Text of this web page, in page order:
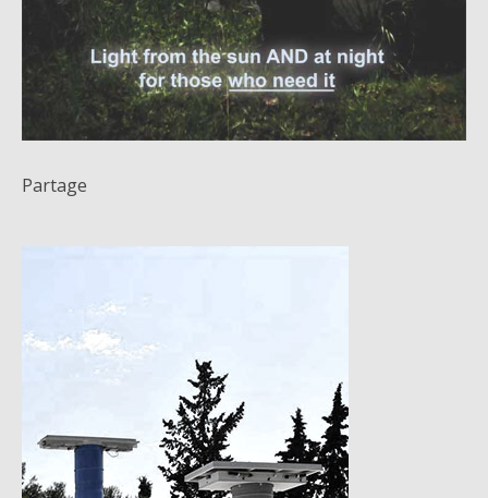
Partage